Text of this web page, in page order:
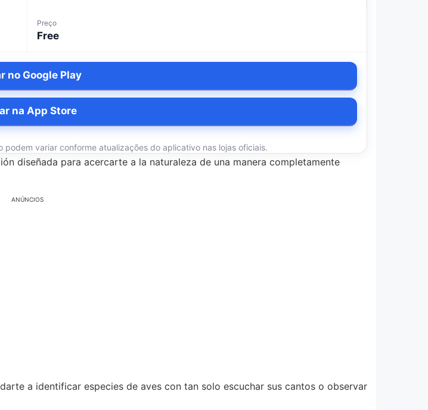
Preço
Free
no Google Play
na App Store
variar conforme atualizações do aplicativo nas lojas oficiais.
diseñada para acercarte a la naturaleza de una manera completamente
ANÚNCIOS
a identificar especies de aves con tan solo escuchar sus cantos o observar